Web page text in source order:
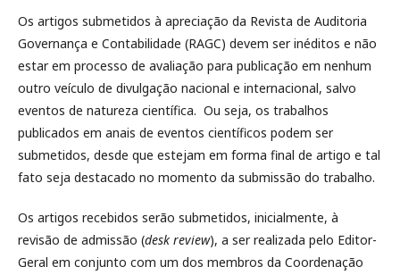
Os artigos submetidos à apreciação da Revista de Auditoria
Governança e Contabilidade (RAGC) devem ser inéditos e não
estar em processo de avaliação para publicação em nenhum
outro veículo de divulgação nacional e internacional, salvo
eventos de natureza científica. Ou seja, os trabalhos
publicados em anais de eventos científicos podem ser
submetidos, desde que estejam em forma final de artigo e tal
fato seja destacado no momento da submissão do trabalho.
Os artigos recebidos serão submetidos, inicialmente, à
revisão de admissão (desk review), a ser realizada pelo Editor-
Geral em conjunto com um dos membros da Coordenação